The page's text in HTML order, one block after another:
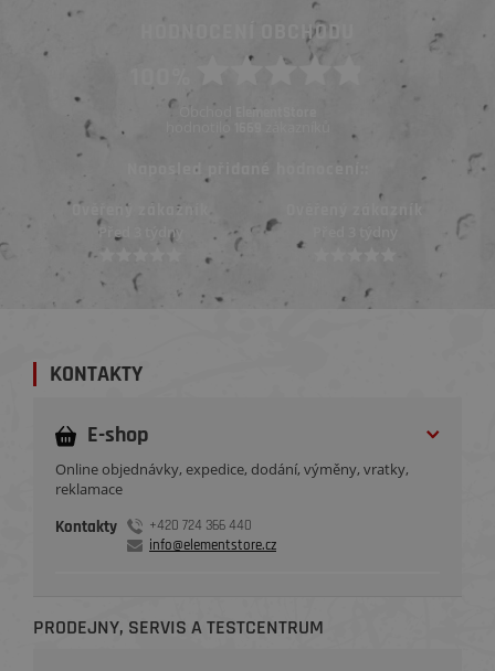
HODNOCENÍ OBCHODU
Obchod ElementStore
hodnotilo
Naposled přidané hodnocení::
Ověřený zákazník
Před 3 týdny
KONTAKTY
E-shop
Online objednávky, expedice, dodání, výměny, vratky,
reklamace
Kontakty
+420 724 366 440
info@elementstore.cz
PRODEJNY, SERVIS A TESTCENTRUM